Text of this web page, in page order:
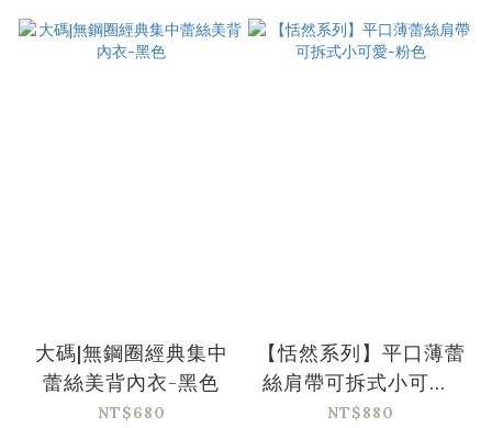
大碼|無鋼圈經典集中
蕾絲美背內衣-黑色
NT$680
【恬然系列】平口薄蕾
絲肩帶可拆式小可愛-
粉色
NT$880